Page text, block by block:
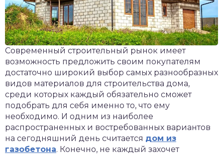
Современный строительный рынок имеет
возможность предложить своим покупателям
достаточно широкий выбор самых разнообразных
видов материалов для строительства дома,
среди которых каждый обязательно сможет
подобрать для себя именно то, что ему
необходимо. И одним из наиболее
распространенных и востребованных вариантов
на сегодняшний день считается дом из
газобетона. Конечно, не каждый захочет